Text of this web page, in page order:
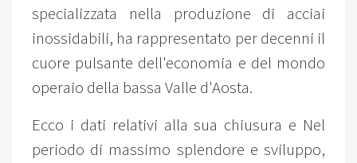
specializzata nella produzione di acciai
inossidabili, ha rappresentato per decenni il
cuore pulsante dell'economia e del mondo
operaio della bassa Valle d'Aosta.
Ecco i dati relativi alla sua chiusura e Nel
periodo di massimo splendore e sviluppo,